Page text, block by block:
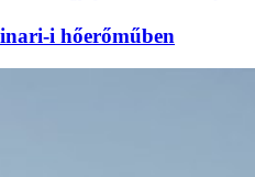
i hőerőműben